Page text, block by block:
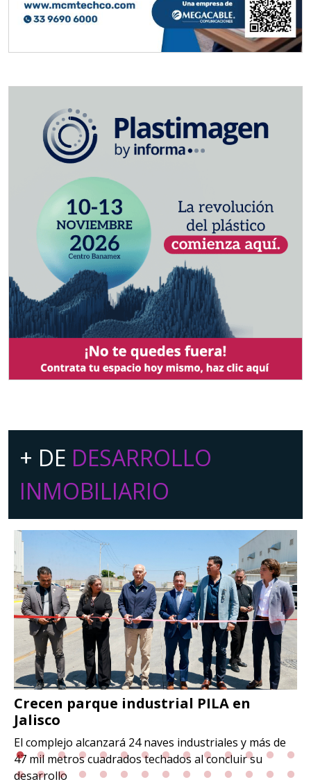
+ DE DESARROLLO
INMOBILIARIO
Crecen parque industrial PILA en
Jalisco
El complejo alcanzará 24 naves industriales y más de
47 mil metros cuadrados techados al concluir su
desarrollo